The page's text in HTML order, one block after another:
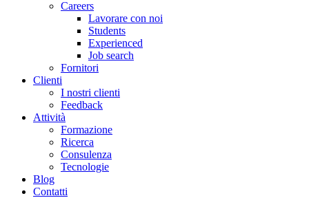
Careers
Lavorare con noi
Students
Experienced
Job search
Fornitori
Clienti
I nostri clienti
Feedback
Attività
Formazione
Ricerca
Consulenza
Tecnologie
Blog
Contatti